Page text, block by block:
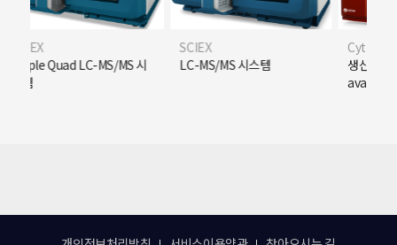
LC-MS/MS 시
LC-MS/MS 시스템
생산용 정제 시스템